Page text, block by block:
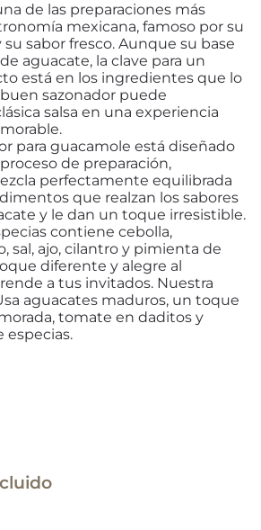
de las preparaciones más
mexicana, famoso por su
sabor fresco. Aunque su base
aguacate, la clave para un
está en los ingredientes que lo
sazonador puede
salsa en una experiencia
para guacamole está diseñado
de preparación,
perfectamente equilibrada
que realzan los sabores
y le dan un toque irresistible.
contiene cebolla,
sal, ajo, cilantro y pimienta de
diferente y alegre al
a tus invitados. Nuestra
aguacates maduros, un toque
tomate en daditos y
especias.